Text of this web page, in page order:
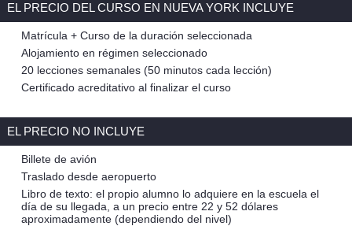
EL PRECIO DEL CURSO EN NUEVA YORK INCLUYE
Matrícula + Curso de la duración seleccionada
Alojamiento en régimen seleccionado
20 lecciones semanales (50 minutos cada lección)
Certificado acreditativo al finalizar el curso
EL PRECIO NO INCLUYE
Billete de avión
Traslado desde aeropuerto
Libro de texto: el propio alumno lo adquiere en la escuela el
día de su llegada, a un precio entre 22 y 52 dólares
aproximadamente (dependiendo del nivel)